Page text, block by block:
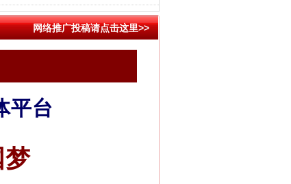
网络推广投稿请点击这里>>
平台